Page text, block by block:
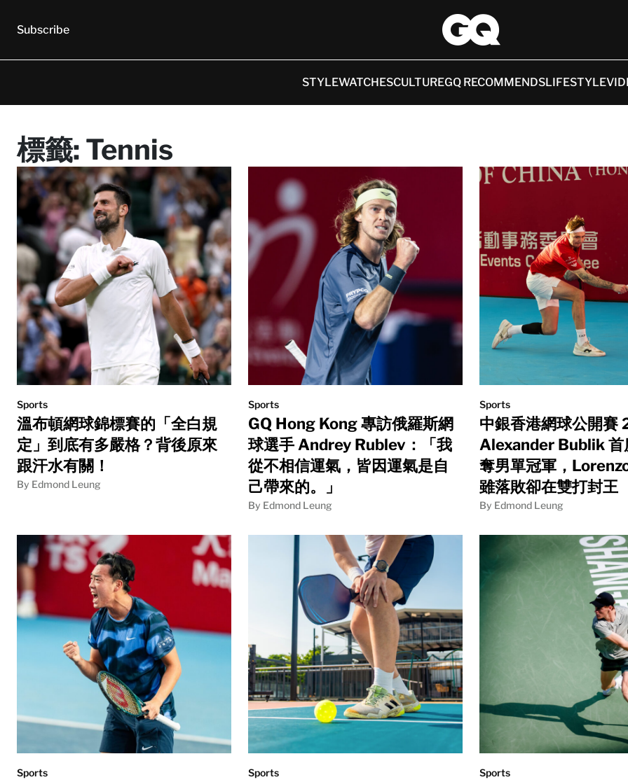
Subscribe
STYLEWATCHESCULTUREGQ RECOMMENDSLIFESTYLE
標籤: Tennis
Sports
溫布頓網球錦標賽的「全白規
定」到底有多嚴格？背後原來
跟汗水有關！
By Edmond Leung
Sports
GQ Hong Kong 專訪俄羅斯網
球選手 Andrey Rublev：「我
從不相信運氣，皆因運氣是自
己帶來的。」
By Edmond Leung
Sports
中銀香港網球公開賽
Alexander Bublik 首
奪男單冠軍，
雖落敗卻在雙打封王
By Edmond Leung
Sports Sports Sports